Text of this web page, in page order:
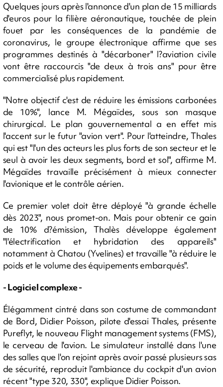
Quelques jours après l'annonce d'un plan de 15 milliards
d'euros pour la filière aéronautique, touchée de plein
fouet par les conséquences de la pandémie de
coronavirus, le groupe électronique affirme que ses
programmes destinés à "décarboner" l?aviation civile
vont être raccourcis "de deux à trois ans" pour être
commercialisé plus rapidement.
"Notre objectif c'est de réduire les émissions carbonées
de 10%", lance M. Mégaïdes, sous son masque
chirurgical. Le plan gouvernemental a en effet mis
l'accent sur le futur "avion vert". Pour l'atteindre, Thales
qui est "l'un des acteurs les plus forts de son secteur et le
seul à avoir les deux segments, bord et sol", affirme M.
Mégaïdes travaille précisément à mieux connecter
l'avionique et le contrôle aérien.
Ce premier volet doit être déployé "à grande échelle
dès 2023", nous promet-on. Mais pour obtenir ce gain
de 10% d?émission, Thalès développe également
"l'électrification et hybridation des appareils"
notamment à Chatou (Yvelines) et travaille "à réduire le
poids et le volume des équipements embarqués".
- Logiciel complexe -
Élégamment cintré dans son costume de commandant
de Bord, Didier Poisson, pilote d'essai Thales, présente
Pureflyt, le nouveau Flight management systems (FMS),
le cerveau de l'avion. Le simulateur installé dans l'une
des salles que l'on rejoint après avoir passé plusieurs sas
de sécurité, reproduit l'ambiance du cockpit d'un avion
récent "type 320, 330", explique Didier Poisson.